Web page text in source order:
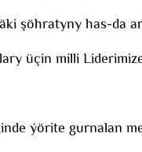
şöhratyny has-da
üçin milli
ýörite gurnalan